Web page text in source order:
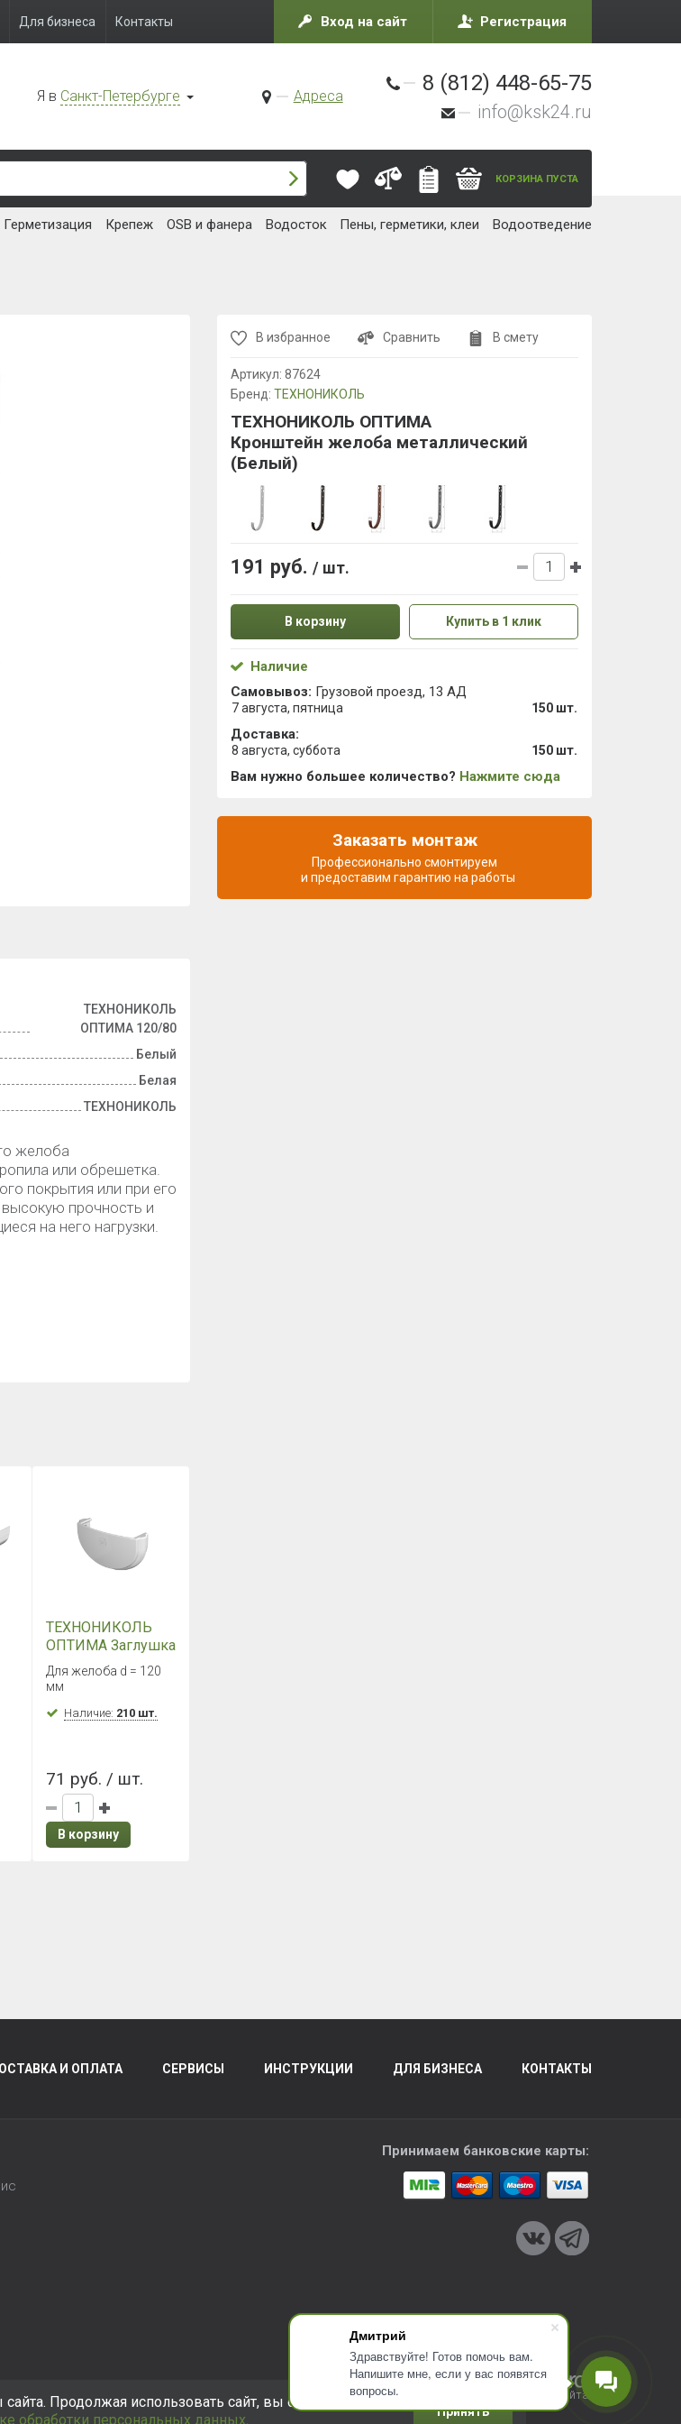
Дмитрий
Здравствуйте! Готов помочь вам.
Напишите мне, если у вас появятся
вопросы.
Для бизнеса Контакты Вход на сайт Регистрация
Я в Санкт-Петербурге Адреса
8 (812) 448-65-75
info@ksk24.ru
КОРЗИНА ПУСТА
Герметизация Крепеж OSB и фанера Водосток Пены, герметики, клеи Водоотведение
ТЕХНОНИКОЛЬ
ОПТИМА 120/80
Белый
Белая
ТЕХНОНИКОЛЬ
желоба
или обрешетка.
покрытия или при его
прочность и
на него нагрузки.
ТЕХНОНИКОЛЬ
ОПТИМА Заглушка
желоба (Белый)
Для желоба d = 120
мм
Наличие: 210 шт.
71 руб. / шт.
В корзину
В избранное Сравнить В смету
Артикул: 87624
Бренд: ТЕХНОНИКОЛЬ
ТЕХНОНИКОЛЬ ОПТИМА
Кронштейн желоба металлический
(Белый)
191 руб. / шт.
В корзину Купить в 1 клик
Наличие
Самовывоз: Грузовой проезд, 13 АД
7 августа, пятница 150 шт.
Доставка:
8 августа, суббота 150 шт.
Вам нужно большее количество? Нажмите сюда
Заказать монтаж
Профессионально смонтируем
и предоставим гарантию на работы
И ОПЛАТА СЕРВИСЫ ИНСТРУКЦИИ ДЛЯ БИЗНЕСА КОНТАКТЫ
Принимаем банковские карты:
Разработка сайта
Продолжая использовать сайт, вы соглашаетесь с
обработки персональных данных.
Принять